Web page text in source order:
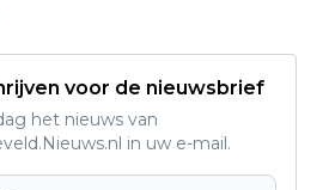
voor de nieuwsbrief
het nieuws van
in uw e-mail.